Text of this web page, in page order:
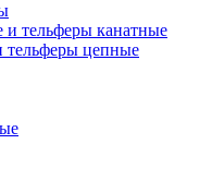
и тельферы канатные
тельферы цепные